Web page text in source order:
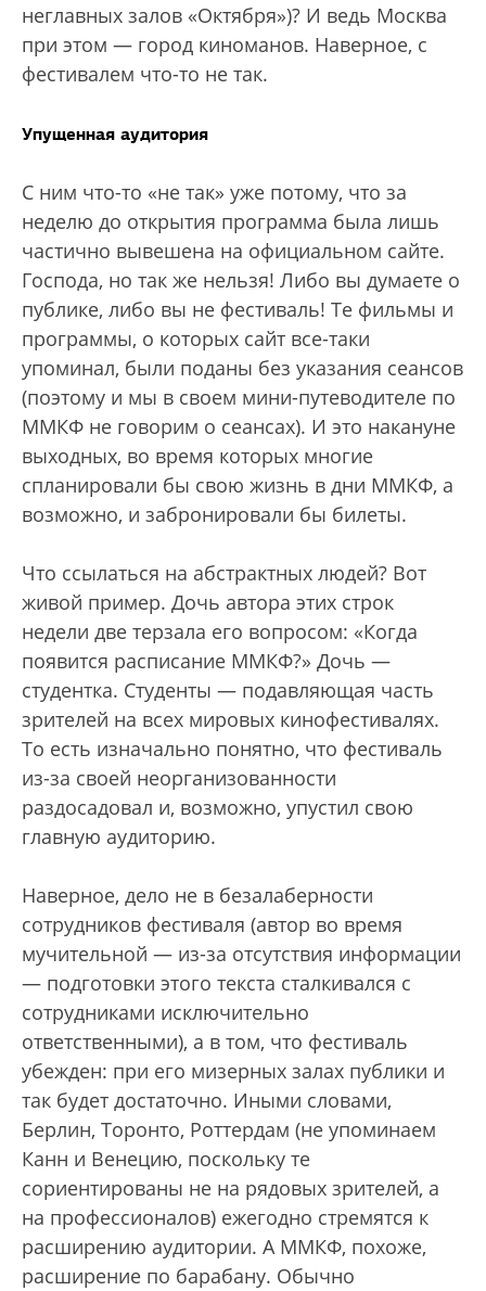
неглавных залов «Октября»)? И ведь Москва
при этом — город киноманов. Наверное, с
фестивалем что-то не так.
Упущенная аудитория
С ним что-то «не так» уже потому, что за
неделю до открытия программа была лишь
частично вывешена на официальном сайте.
Господа, но так же нельзя! Либо вы думаете о
публике, либо вы не фестиваль! Те фильмы и
программы, о которых сайт все-таки
упоминал, были поданы без указания сеансов
(поэтому и мы в своем мини-путеводителе по
ММКФ не говорим о сеансах). И это накануне
выходных, во время которых многие
спланировали бы свою жизнь в дни ММКФ, а
возможно, и забронировали бы билеты.
Что ссылаться на абстрактных людей? Вот
живой пример. Дочь автора этих строк
недели две терзала его вопросом: «Когда
появится расписание ММКФ?» Дочь —
студентка. Студенты — подавляющая часть
зрителей на всех мировых кинофестивалях.
То есть изначально понятно, что фестиваль
из-за своей неорганизованности
раздосадовал и, возможно, упустил свою
главную аудиторию.
Наверное, дело не в безалаберности
сотрудников фестиваля (автор во время
мучительной — из-за отсутствия информации
— подготовки этого текста сталкивался с
сотрудниками исключительно
ответственными), а в том, что фестиваль
убежден: при его мизерных залах публики и
так будет достаточно. Иными словами,
Берлин, Торонто, Роттердам (не упоминаем
Канн и Венецию, поскольку те
сориентированы не на рядовых зрителей, а
на профессионалов) ежегодно стремятся к
расширению аудитории. А ММКФ, похоже,
расширение по барабану. Обычно